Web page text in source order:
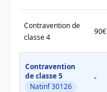
Contravention de
classe 4
90€
Contravention
de classe 5
Natinf 30126
-